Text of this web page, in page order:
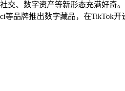
、数字资产等新形态充满好奇
品牌推出数字藏品，在TikTok